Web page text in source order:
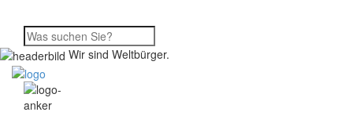
Wir sind Weltbürger.